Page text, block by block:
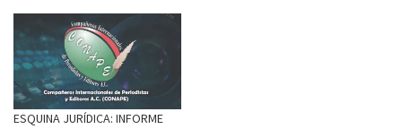
ESQUINA JURÍDICA: INFORME